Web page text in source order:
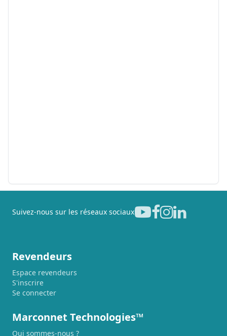
Suivez-nous sur les réseaux sociaux
Revendeurs
Espace revendeurs
S'inscrire
Se connecter
Marconnet Technologies™
Qui sommes-nous ?